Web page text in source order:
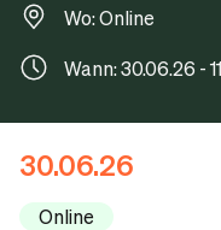
Wo: Online
Wann: 30.06.26 -
30.06.26
Online